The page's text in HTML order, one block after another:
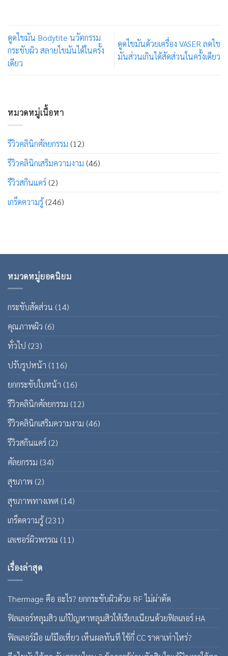
ดูดไขมัน Bodytite นวัตกรรม
กระชับผิว สลายไขมันได้ในครั้ง
เดียว
ดูดไขมันด้วยเครื่อง VASER ลดไข
มันส่วนเกินได้สัดส่วนในครั้งเดียว
หมวดหมู่เนื้อหา
รีวิวคลินิกศัลยกรรม (12)
รีวิวคลินิกเสริมความงาม (46)
รีวิวสกินแคร์ (2)
เกร็ดความรู้(246)
หมวดหมู่ยอดนิยม
กระชับสัดส่วน (14)
คุณภาพผิว (6)
ทั่วไป (23)
ปรับรูปหน้า (116)
ยกกระชับใบหน้า (16)
รีวิวคลินิกศัลยกรรม (12)
รีวิวคลินิกเสริมความงาม (46)
รีวิวสกินแคร์ (2)
ศัลยกรรม (34)
สุขภาพ (2)
สุขภาพทางเพศ (14)
เกร็ดความรู้(231)
เลเซอร์ผิวพรรณ (11)
เรื่องล่าสุด
Thermage คือ อะไร? ยกกระชับผิวด้วย RF ไม่ผ่าตัด
ฟิลเลอร์หลุมสิว แก้ปัญหาหลุมสิวให้เรียบเนียนด้วยฟิลเลอร์ HA
ฟิลเลอร์มือ แก้มือเหี่ยว เห็นผลทันที ใช้กี่ CC ราคาเท่าไหร่?